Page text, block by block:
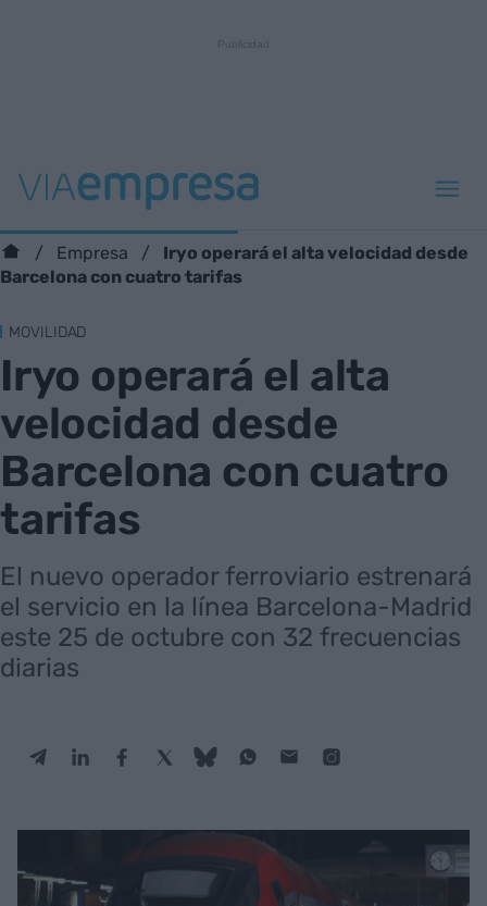
Empresa
Iryo operará el alta velocidad desde
Barcelona con cuatro tarifas
MOVILIDAD
Iryo operará el alta
velocidad desde
Barcelona con cuatro
tarifas
El nuevo operador ferroviario estrenará
el servicio en la línea Barcelona-Madrid
este 25 de octubre con 32 frecuencias
diarias